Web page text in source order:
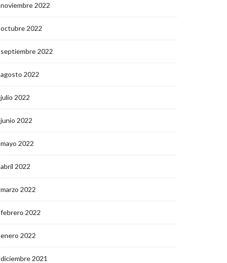
noviembre 2022
octubre 2022
septiembre 2022
agosto 2022
julio 2022
junio 2022
mayo 2022
abril 2022
marzo 2022
febrero 2022
enero 2022
diciembre 2021